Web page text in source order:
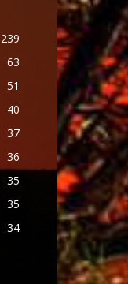
239
63
51
40
37
36
35
35
34